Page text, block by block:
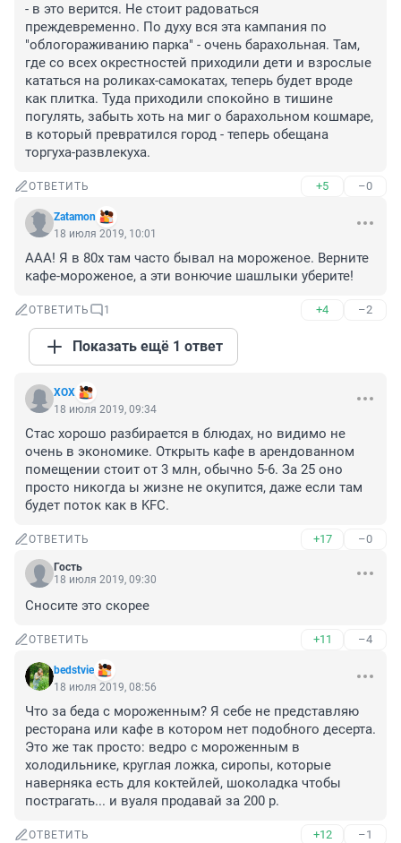
- в это верится. Не стоит радоваться
преждевременно. По духу вся эта кампания по
"облогораживанию парка" - очень барахольная. Там,
где со всех окрестностей приходили дети и взрослые
кататься на роликах-самокатах, теперь будет вроде
как плитка. Туда приходили спокойно в тишине
погулять, забыть хоть на миг о барахольном кошмаре,
в который превратился город - теперь обещана
торгуха-развлекуха.
ОТВЕТИТЬ +5 –0
Zatamon
18 июля 2019, 10:01
ААА! Я в 80х там часто бывал на мороженое. Верните
кафе-мороженое, а эти вонючие шашлыки уберите!
ОТВЕТИТЬ 1 +4 –2
Показать ещё 1 ответ
XOX
18 июля 2019, 09:34
Стас хорошо разбирается в блюдах, но видимо не
очень в экономике. Открыть кафе в арендованном
помещении стоит от 3 млн, обычно 5-6. За 25 оно
просто никогда ы жизне не окупится, даже если там
будет поток как в KFC.
ОТВЕТИТЬ +17 –0
Гость
18 июля 2019, 09:30
Сносите это скорее
ОТВЕТИТЬ +11 –4
bedstvie
18 июля 2019, 08:56
Что за беда с мороженным? Я себе не представляю
ресторана или кафе в котором нет подобного десерта.
Это же так просто: ведро с мороженным в
холодильнике, круглая ложка, сиропы, которые
наверняка есть для коктейлей, шоколадка чтобы
пострагать... и вуаля продавай за 200 р.
ОТВЕТИТЬ +12 –1